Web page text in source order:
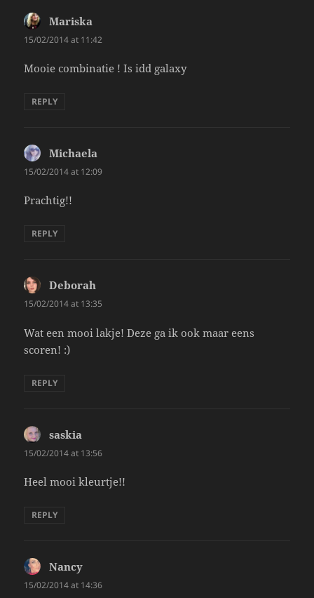
Mariska
15/02/2014 at 11:42
Mooie combinatie ! Is idd galaxy
REPLY
Michaela
15/02/2014 at 12:09
Prachtig!!
REPLY
Deborah
15/02/2014 at 13:35
Wat een mooi lakje! Deze ga ik ook maar eens
scoren! :)
REPLY
saskia
15/02/2014 at 13:56
Heel mooi kleurtje!!
REPLY
Nancy
15/02/2014 at 14:36